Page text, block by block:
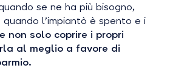
se ne ha più bisogno,
l’impiantò è spento e i
non solo coprire i propri
al meglio a favore di